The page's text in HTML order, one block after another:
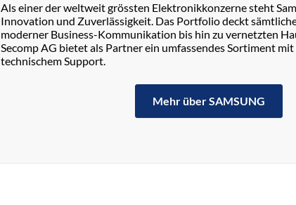
Als einer der weltweit grössten Elektronikkonzerne steht
Innovation und Zuverlässigkeit. Das Portfolio deckt
moderner Business-Kommunikation bis hin zu vernetzten
Secomp AG bietet als Partner ein umfassendes Sortiment
technischem Support.
Mehr über SAMSUNG